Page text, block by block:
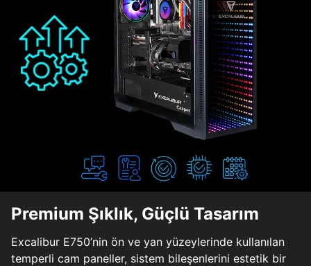
Premium Şıklık, Güçlü Tasarım
Excalibur E750’nin ön ve yan yüzeylerinde kullanılan
temperli cam paneller, sistem bileşenlerini estetik bir